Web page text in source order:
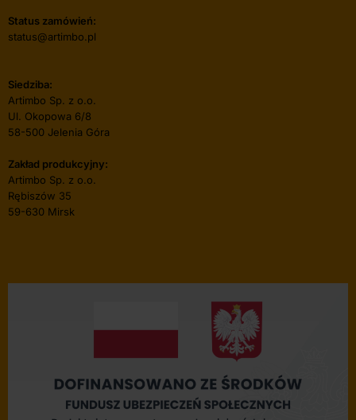
Status zamówień:
status@artimbo.pl
Siedziba:
Artimbo Sp. z o.o.
Ul. Okopowa 6/8
58-500 Jelenia Góra
Zakład produkcyjny:
Artimbo Sp. z o.o.
Rębiszów 35
59-630 Mirsk